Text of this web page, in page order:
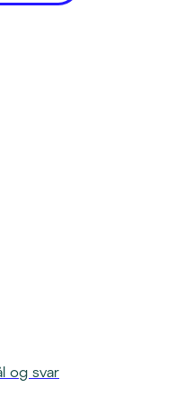
og svar